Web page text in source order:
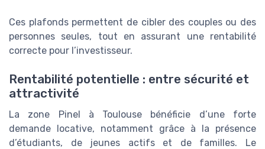
Ces plafonds permettent de cibler des couples ou des
personnes seules, tout en assurant une rentabilité
correcte pour l’investisseur.
Rentabilité potentielle : entre sécurité et
attractivité
La zone Pinel à Toulouse bénéficie d’une forte
demande locative, notamment grâce à la présence
d’étudiants, de jeunes actifs et de familles. Le